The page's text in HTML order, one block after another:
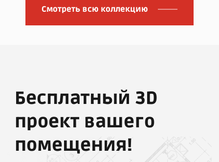
Смотреть всю коллекцию
Бесплатный 3D
проект вашего
помещения!